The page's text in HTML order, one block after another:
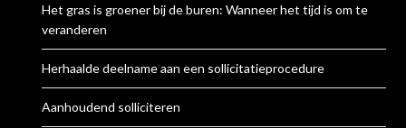
Het gras is groener bij de buren: Wanneer het tijd is om te
veranderen
Herhaalde deelname aan een sollicitatieprocedure
Aanhoudend solliciteren